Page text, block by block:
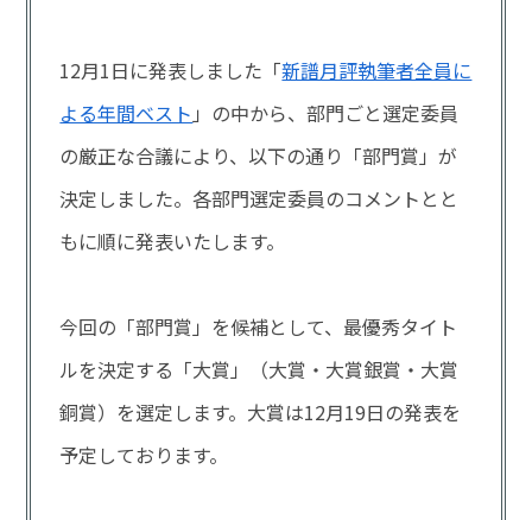
12月1日に発表しました「新譜月評執筆者全員に
よる年間ベスト 」の中から、部門ごと選定委員
の厳正な合議により、以下の通り「部門賞」が
決定しました。各部門選定委員のコメントとと
もに順に発表いたします。
今回の「部門賞」を候補として、最優秀タイト
ルを決定する「大賞」（大賞・大賞銀賞・大賞
銅賞）を選定します。大賞は12月19日の発表を
予定しております。